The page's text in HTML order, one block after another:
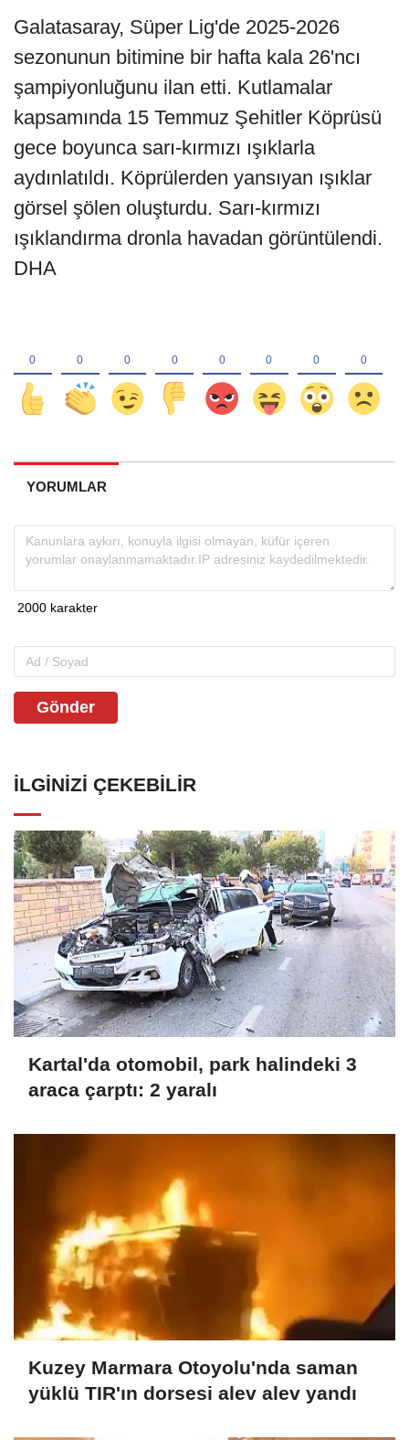
Galatasaray, Süper Lig'de 2025-2026
sezonunun bitimine bir hafta kala 26'ncı
şampiyonluğunu ilan etti. Kutlamalar
kapsamında 15 Temmuz Şehitler Köprüsü
gece boyunca sarı-kırmızı ışıklarla
aydınlatıldı. Köprülerden yansıyan ışıklar
görsel şölen oluşturdu. Sarı-kırmızı
ışıklandırma dronla havadan görüntülendi.
DHA
YORUMLAR
Gönder
İLGINIZI ÇEKEBILIR
Kartal'da otomobil, park halindeki 3
araca çarptı: 2 yaralı
Kuzey Marmara Otoyolu'nda saman
yüklü TIR'ın dorsesi alev alev yandı